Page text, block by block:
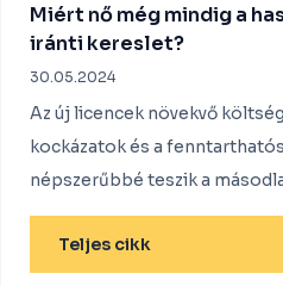
Miért nő még mindig a
iránti kereslet?
30.05.2024
Az új licencek növekvő
kockázatok és a
népszerűbbé teszik a
Teljes cikk